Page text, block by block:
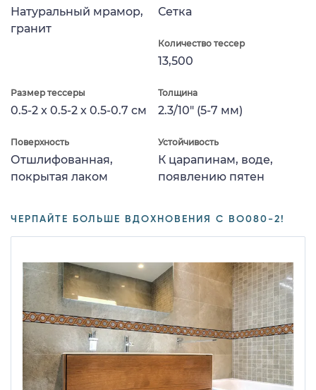
Натуральный мрамор,
гранит
Сетка
Количество тессер
13,500
Размер тессеры
0.5-2 x 0.5-2 x 0.5-0.7 см
Толщина
2.3/10" (5-7 мм)
Поверхность
Отшлифованная,
покрытая лаком
Устойчивость
К царапинам, воде,
появлению пятен
ЧЕРПАЙТЕ БОЛЬШЕ ВДОХНОВЕНИЯ С BO080-2!